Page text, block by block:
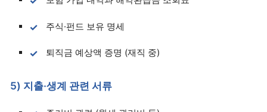
주식·펀드 보유 명세
퇴직금 예상액 증명 (재직 중)
5) 지출·생계 관련 서류